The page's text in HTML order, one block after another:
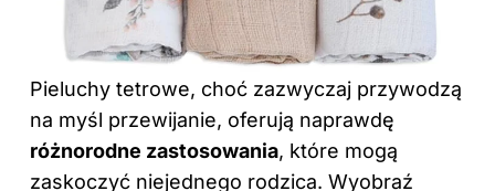
Pieluchy tetrowe, choć zazwyczaj przywodzą
na myśl przewijanie, oferują naprawdę
różnorodne zastosowania, które mogą
zaskoczyć niejednego rodzica. Wyobraź